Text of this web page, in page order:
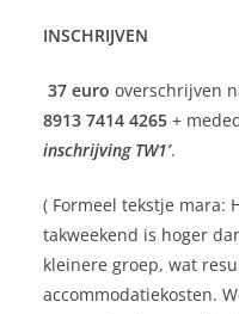
INSCHRIJVEN
37 euro overschrijven
8913 7414 4265 +
inschrijving TW1’.
( Formeel tekstje mara:
takweekend is hoger
kleinere groep, wat
accommodatiekosten.